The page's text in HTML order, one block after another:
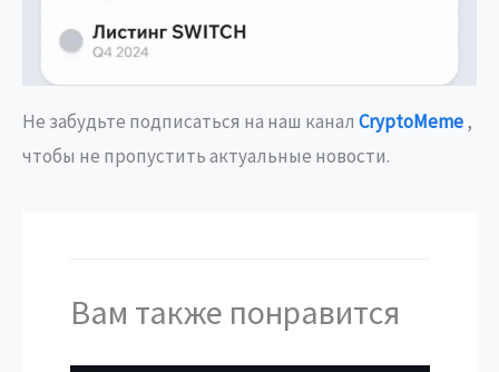
Не забудьте подписаться на наш канал CryptoMeme,
чтобы не пропустить актуальные новости.
Вам также понравится